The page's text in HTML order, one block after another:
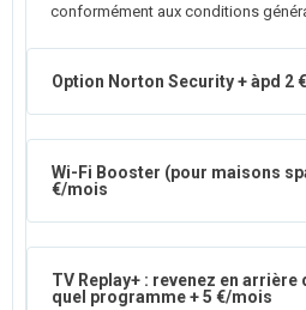
conformément aux conditions
Option Norton Security + àpd 2
Wi-Fi Booster (pour maisons
€/mois
TV Replay+ : revenez en
quel programme + 5 €/mois